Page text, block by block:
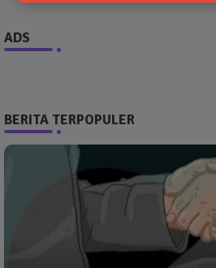
ADS
BERITA TERPOPULER